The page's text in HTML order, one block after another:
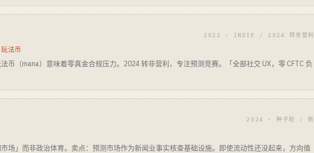
2022 · INDIE / 2024 转非营利
法币
币（mana）意味着零真金合规压力。2024 转非营利，专注预测竞赛。「全部社交 UX，零 CFTC 负
2024 · 种子轮 / 新
场」而非政治体育。卖点：预测市场作为新闻业事实核查基础设施。即使流动性还没起来，方向值